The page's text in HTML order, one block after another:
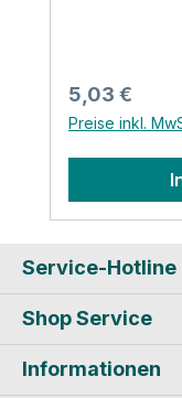
Regulärer
5,03 €
Preise inkl.
Service-Hotline
Shop Service
Informationen